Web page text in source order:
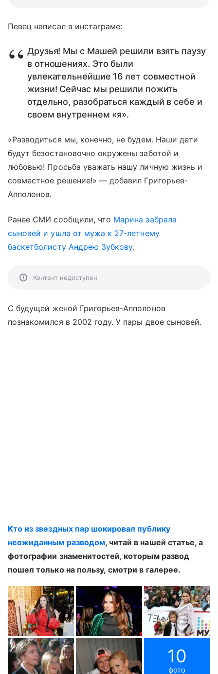
Певец написал в инстаграме:
Друзья! Мы с Машей решили взять паузу
в отношениях. Это были
увлекательнейшие 16 лет совместной
жизни! Сейчас мы решили пожить
отдельно, разобраться каждый в себе и
своем внутреннем «я».
«Разводиться мы, конечно, не будем. Наши дети
будут безостановочно окружены заботой и
любовью! Просьба уважать нашу личную жизнь и
совместное решение!» — добавил Григорьев-
Апполонов.
Ранее СМИ сообщили, что Марина забрала
сыновей и ушла от мужа к 27-летнему
баскетболисту Андрею Зубкову.
Контент недоступен
С будущей женой Григорьев-Апполонов
познакомился в 2002 году. У пары двое сыновей.
Кто из звездных пар шокировал публику
неожиданным разводом, читай в нашей статье, а
фотографии знаменитостей, которым развод
пошел только на пользу, смотри в галерее.
10
фото